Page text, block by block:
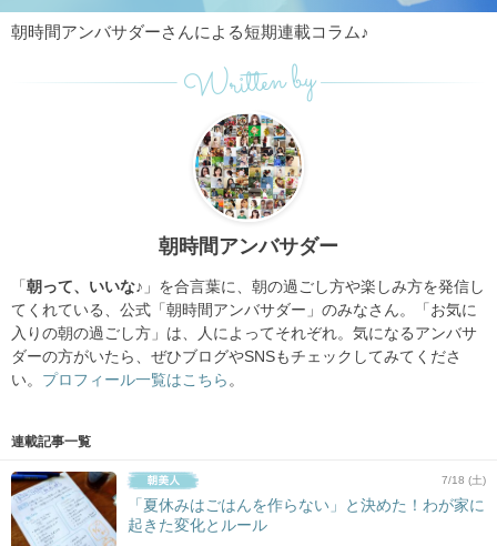
朝時間アンバサダーさんによる短期連載コラム♪
Written by
朝時間アンバサダー
「 朝って、いいな♪ 」を合言葉に、朝の過ごし方や楽しみ方を発信し
てくれている、公式「朝時間アンバサダー」のみなさん。「お気に
入りの朝の過ごし方」は、人によってそれぞれ。気になるアンバサ
ダーの方がいたら、ぜひブログやSNSもチェックしてみてくださ
い。 プロフィール一覧はこちら 。
連載記事一覧
7/18 (土)
「夏休みはごはんを作らない」と決めた！わが家に
起きた変化とルール